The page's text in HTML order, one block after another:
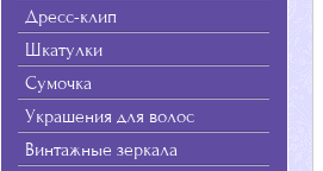
Дресс-клип
Шкатулки
Сумочка
Украшения для волос
Винтажные зеркала